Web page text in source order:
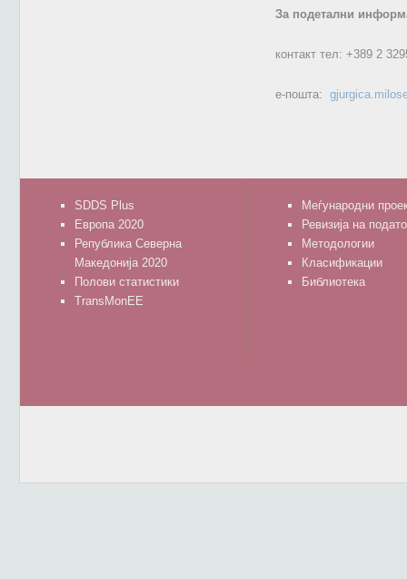
За подетални
контакт тел: +389 2
е-пошта:
SDDS Plus
Европа 2020
Република Северна
Македонија 2020
Полови статистики
TransMonEE
Меѓународни
Ревизија на
Методологии
Класификации
Библиотека